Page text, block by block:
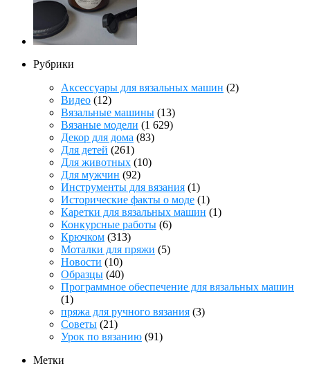
Рубрики
Аксессуары для вязальных машин (2)
Видео (12)
Вязальные машины (13)
Вязаные модели (1 629)
Декор для дома (83)
Для детей (261)
Для животных (10)
Для мужчин (92)
Инструменты для вязания (1)
Исторические факты о моде (1)
Каретки для вязальных машин (1)
Конкурсные работы (6)
Крючком (313)
Моталки для пряжи (5)
Новости (10)
Образцы (40)
Программное обеспечение для вязальных машин
(1)
пряжа для ручного вязания (3)
Советы (21)
Урок по вязанию (91)
Метки